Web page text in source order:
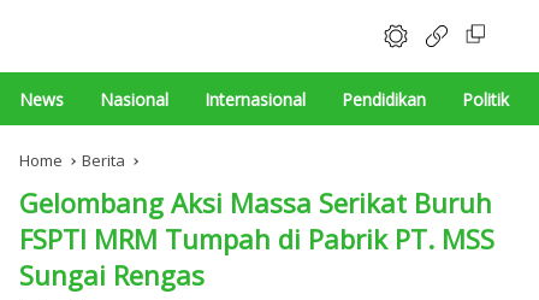
News Nasional Internasional Pendidikan Politik
Home Berita
Gelombang Aksi Massa Serikat Buruh
FSPTI MRM Tumpah di Pabrik PT. MSS
Sungai Rengas